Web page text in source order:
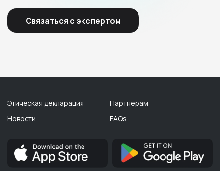
Связаться с экспертом
Этическая декларация
Новости
Партнерам
FAQs